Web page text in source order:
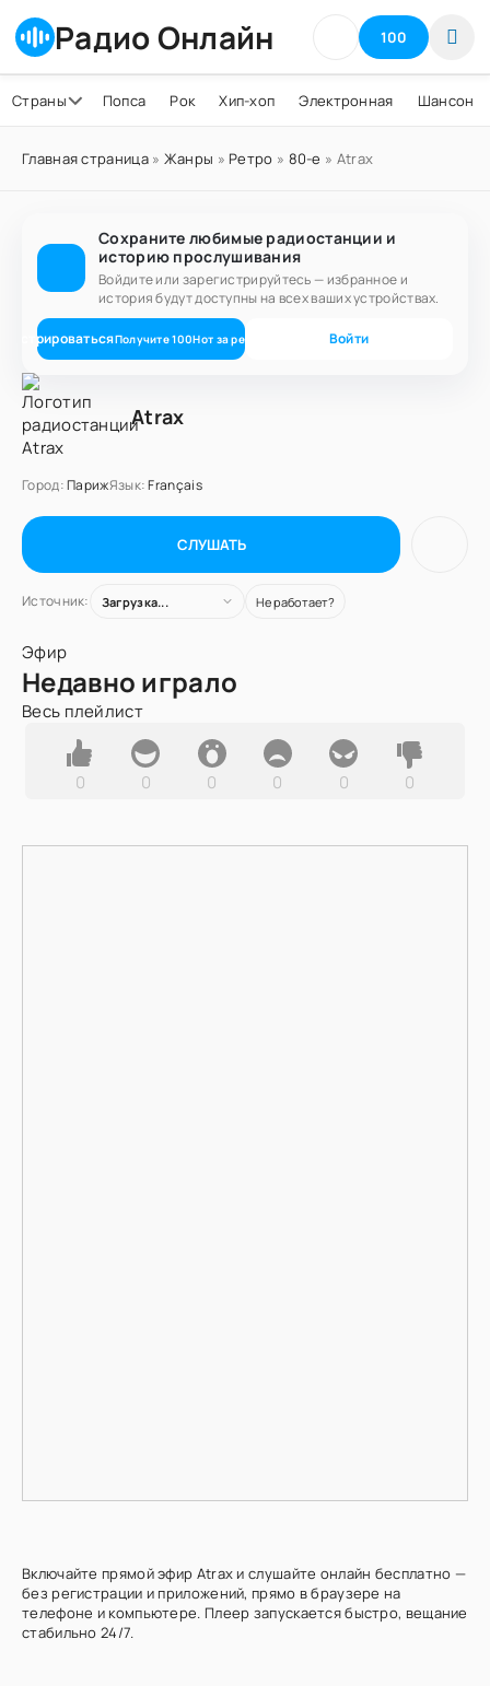
Радио Онлайн 100
Страны Попса Рок Хип-хоп Электронная Шансон
Главная страница» Жанры » Ретро » 80-е » Atrax
Сохраните любимые радиостанции и
историю прослушивания
Войдите или зарегистрируйтесь — избранное и
история будут доступны на всех ваших устройствах.
Получите100Нот за регистрацию Войти
Atrax
Город:ПарижЯзык: Français
СЛУШАТЬ
Источник: Загрузка... Не работает?
Эфир
Недавно играло
Весь плейлист
0 0 0 0 0 0
Включайте прямой эфир Atrax и слушайте онлайн бесплатно —
без регистрации и приложений, прямо в браузере на
телефоне и компьютере. Плеер запускается быстро, вещание
стабильно 24/7.